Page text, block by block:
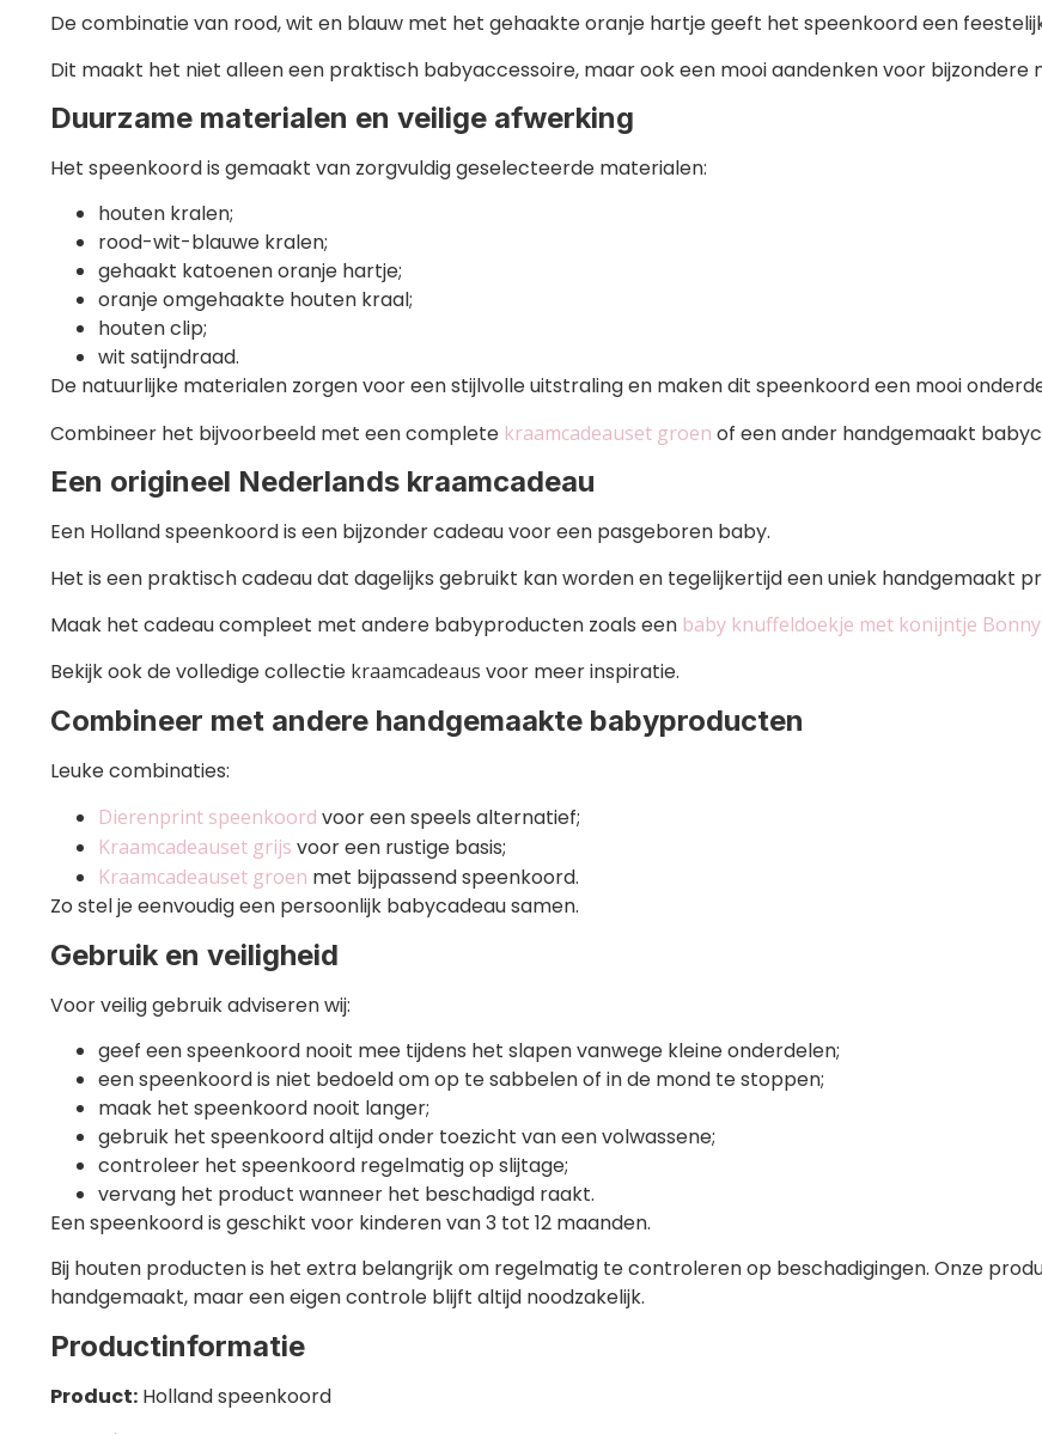
De combinatie van rood, wit en blauw met het gehaakte oranje hartje geeft het speenkoord een
Dit maakt het niet alleen een praktisch babyaccessoire, maar ook een mooi aandenken voor bijzondere
Duurzame materialen en veilige afwerking
Het speenkoord is gemaakt van zorgvuldig geselecteerde materialen:
houten kralen;
rood-wit-blauwe kralen;
gehaakt katoenen oranje hartje;
oranje omgehaakte houten kraal;
houten clip;
wit satijndraad.
De natuurlijke materialen zorgen voor een stijlvolle uitstraling en maken dit speenkoord een mooi
Combineer het bijvoorbeeld met een complete kraamcadeauset groen of een ander handgemaakt
Een origineel Nederlands kraamcadeau
Een Holland speenkoord is een bijzonder cadeau voor een pasgeboren baby.
Het is een praktisch cadeau dat dagelijks gebruikt kan worden en tegelijkertijd een uniek handgemaakt
Maak het cadeau compleet met andere babyproducten zoals een baby knuffeldoekje met konijntje Bonny
Bekijk ook de volledige collectie kraamcadeaus voor meer inspiratie.
Combineer met andere handgemaakte babyproducten
Leuke combinaties:
Dierenprint speenkoord voor een speels alternatief;
Kraamcadeauset grijs voor een rustige basis;
Kraamcadeauset groen met bijpassend speenkoord.
Zo stel je eenvoudig een persoonlijk babycadeau samen.
Gebruik en veiligheid
Voor veilig gebruik adviseren wij:
geef een speenkoord nooit mee tijdens het slapen vanwege kleine onderdelen;
een speenkoord is niet bedoeld om op te sabbelen of in de mond te stoppen;
maak het speenkoord nooit langer;
gebruik het speenkoord altijd onder toezicht van een volwassene;
controleer het speenkoord regelmatig op slijtage;
vervang het product wanneer het beschadigd raakt.
Een speenkoord is geschikt voor kinderen van 3 tot 12 maanden.
Bij houten producten is het extra belangrijk om regelmatig te controleren op beschadigingen. Onze
handgemaakt, maar een eigen controle blijft altijd noodzakelijk.
Productinformatie
Product: Holland speenkoord